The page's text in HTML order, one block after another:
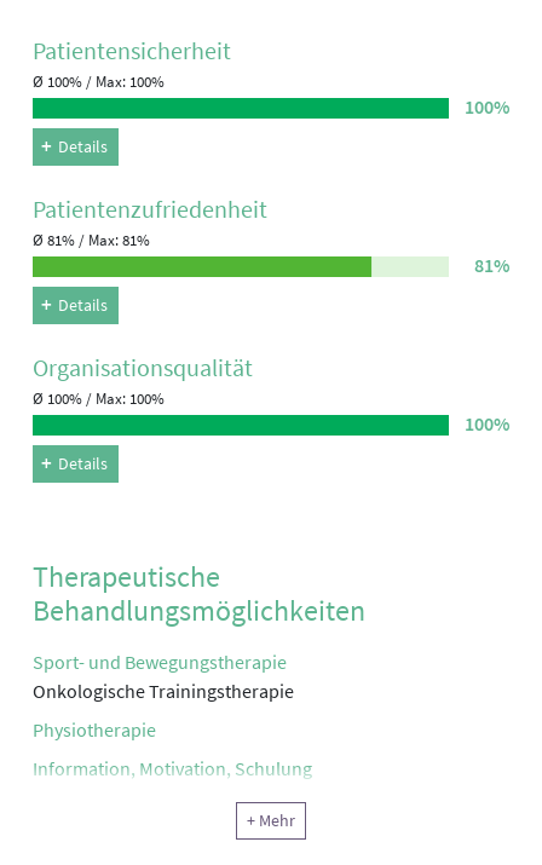
Patienten­sicherheit
Ø 100% / Max: 100%
100%
Details
Patienten­zufriedenheit
Ø 81% / Max: 81%
81%
Details
Organisations­qualität
Ø 100% / Max: 100%
100%
Details
Therapeutische
Behandlungsmöglichkeiten
Sport- und Bewegungstherapie
Onkologische Trainingstherapie
Physiotherapie
Information, Motivation, Schulung
Klinische Sozialarbeit, Sozialtherapie
Ergotherapie, Arbeitstherapie und andere funktionelle
+ Mehr